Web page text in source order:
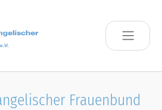
Frauenbund